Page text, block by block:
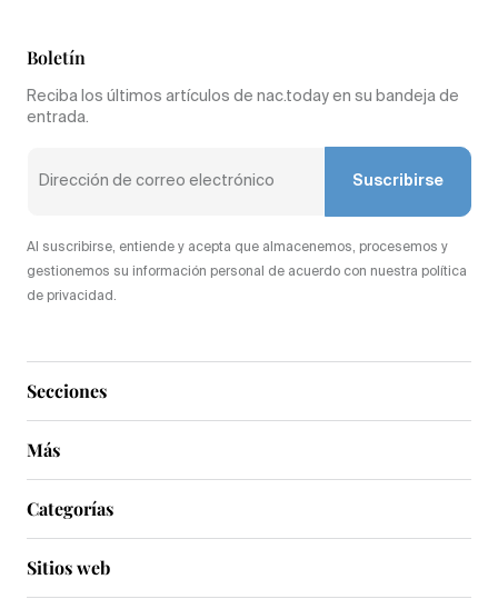
Secciones
Más
Boletín
Reciba los últimos artículos de nac.today en su bandeja de
entrada.
Suscribirse
Al suscribirse, entiende y acepta que almacenemos, procesemos y
gestionemos su información personal de acuerdo con nuestra política
de privacidad.
Categorías
Sitios web